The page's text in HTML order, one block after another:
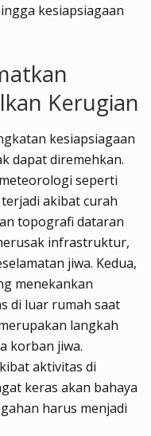
kesiapsiagaan
Kerugian
kesiapsiagaan
dapat diremehkan.
seperti
akibat curah
topografi dataran
infrastruktur,
jiwa. Kedua,
menekankan
di luar rumah saat
langkah
korban jiwa.
aktivitas di
keras akan bahaya
harus menjadi